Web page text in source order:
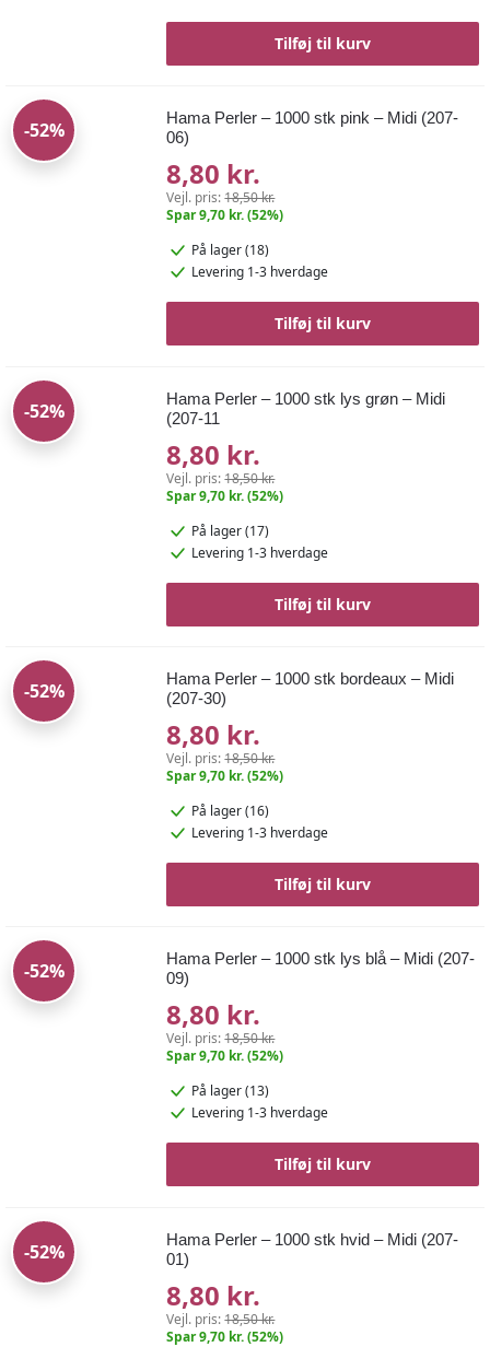
Tilføj til kurv
-52%
Hama Perler – 1000 stk pink – Midi (207-
06)
8,80 kr.
Vejl. pris:18,50 kr.
Spar 9,70 kr. (52%)
På lager (18)
Levering 1-3 hverdage
Tilføj til kurv
-52%
Hama Perler – 1000 stk lys grøn – Midi
(207-11
8,80 kr.
Vejl. pris:18,50 kr.
Spar 9,70 kr. (52%)
På lager (17)
Levering 1-3 hverdage
Tilføj til kurv
-52%
Hama Perler – 1000 stk bordeaux – Midi
(207-30)
8,80 kr.
Vejl. pris:18,50 kr.
Spar 9,70 kr. (52%)
På lager (16)
Levering 1-3 hverdage
Tilføj til kurv
-52%
Hama Perler – 1000 stk lys blå – Midi (207-
09)
8,80 kr.
Vejl. pris:18,50 kr.
Spar 9,70 kr. (52%)
På lager (13)
Levering 1-3 hverdage
Tilføj til kurv
-52%
Hama Perler – 1000 stk hvid – Midi (207-
01)
8,80 kr.
Vejl. pris:18,50 kr.
Spar 9,70 kr. (52%)